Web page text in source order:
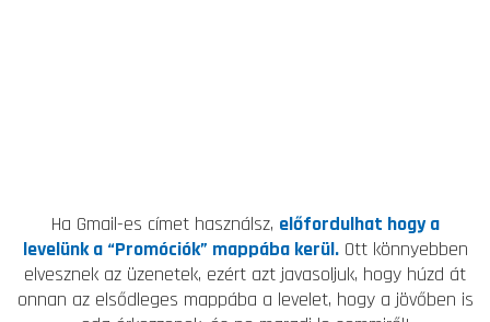
Ha Gmail-es címet használsz, előfordulhat hogy a
levelünk a “Promóciók” mappába kerül.Ott könnyebben
elvesznek az üzenetek, ezért azt javasoljuk, hogy húzd át
onnan az elsődleges mappába a levelet, hogy a jövőben is